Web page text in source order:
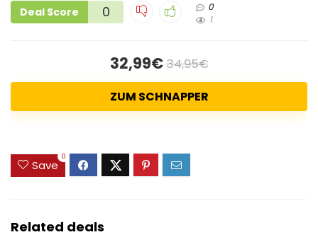
Deal Score 0
0
1
32,99€34,95€
ZUM SCHNAPPER
Save
0
Related deals